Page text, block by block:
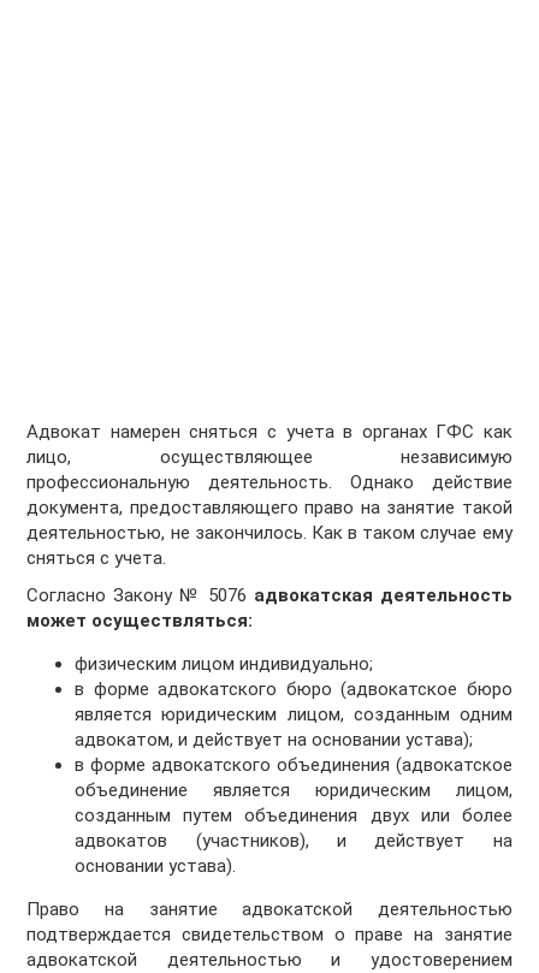
Адвокат намерен сняться с учета в органах ГФС как
лицо, осуществляющее независимую
профессиональную деятельность. Однако действие
документа, предоставляющего право на занятие такой
деятельностью, не закончилось. Как в таком случае ему
сняться с учета.
Согласно Закону № 5076 адвокатская деятельность
может осуществляться:
физическим лицом индивидуально;
в форме адвокатского бюро (адвокатское бюро
является юридическим лицом, созданным одним
адвокатом, и действует на основании устава);
в форме адвокатского объединения (адвокатское
объединение является юридическим лицом,
созданным путем объединения двух или более
адвокатов (участников), и действует на
основании устава).
Право на занятие адвокатской деятельностью
подтверждается свидетельством о праве на занятие
адвокатской деятельностью и удостоверением